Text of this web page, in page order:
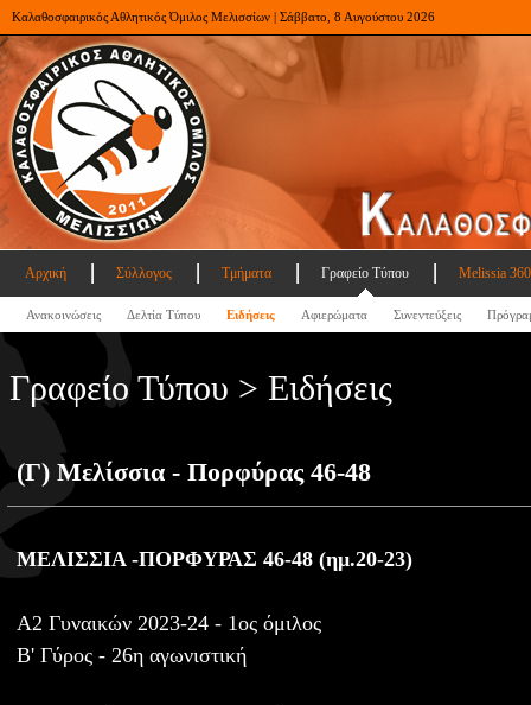
Καλαθοσφαιρικός Αθλητικός Όμιλος Μελισσίων | Σάββατο, 8 Αυγούστου 2026
Αρχική Σύλλογος Τμήματα Γραφείο Τύπου Melissia
Ανακοινώσεις Δελτία Τύπου Ειδήσεις Αφιερώματα Συνεντεύξεις
Γραφείο Τύπου > Ειδήσεις
(Γ) Μελίσσια - Πορφύρας 46-48
ΜΕΛΙΣΣΙΑ -ΠΟΡΦΥΡΑΣ 46-48 (ημ.20-23)
Α2 Γυναικών 2023-24 - 1ος όμιλος
Β' Γύρος - 26η αγωνιστική